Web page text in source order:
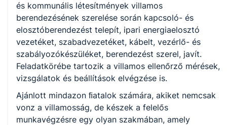
Okleveles technikusképzés
Nem
A képzést indító intézményeink
Székesfehérvári SZC Perczel Mór Technikum, Szakképző
Iskola és Kollégium (igazgató: Vendég Szabolcs)
és kommunális létesítmények villamos
berendezésének szerelése során kapcsoló- és
elosztóberendezést telepít, ipari energiaelosztó
vezetéket, szabadvezetéket, kábelt, vezérlő- és
szabályozókészüléket, berendezést szerel, javít.
Feladatkörébe tartozik a villamos ellenőrző mérések,
vizsgálatok és beállítások elvégzése is.
Ajánlott mindazon ﬁatalok számára, akiket nemcsak
vonz a villamosság, de készek a felelős
munkavégzésre egy olyan szakmában, amely